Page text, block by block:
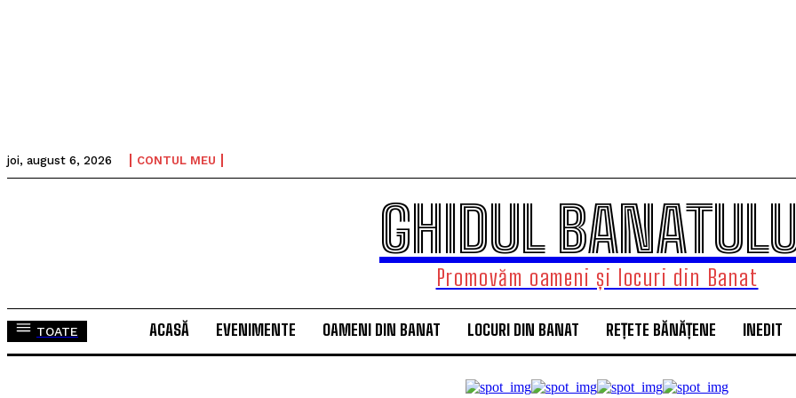
joi, august 6, 2026 CONTUL MEU
GHIDUL
Promovăm oameni și locuri din Banat
TOATE ACASĂ EVENIMENTE OAMENI DIN BANAT LOCURI DIN BANAT REȚETE BĂNĂȚENE INEDIT